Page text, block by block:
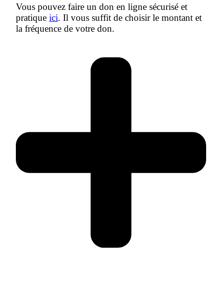
Vous pouvez faire un don en ligne sécurisé et
pratique ici. Il vous suffit de choisir le montant et
la fréquence de votre don.